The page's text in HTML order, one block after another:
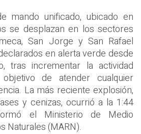
mando unificado, ubicado en
se desplazan en los sectores
San Jorge y San Rafael
en alerta verde desde
tras incrementar la actividad
de atender cualquier
La más reciente explosión,
y cenizas, ocurrió a la 1:44
el Ministerio de Medio
Naturales (MARN).